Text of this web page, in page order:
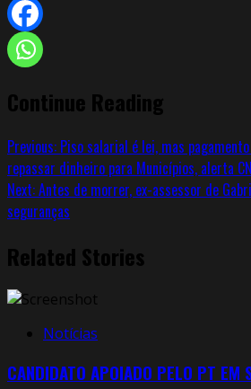
Continue Reading
Previous: Piso salarial é lei, mas
repassar dinheiro para Municípios, alerta
Next:Antes de morrer, ex-assessor de
seguranças
Related Stories
Notícias
CANDIDATO APOIADO PELO PT EM